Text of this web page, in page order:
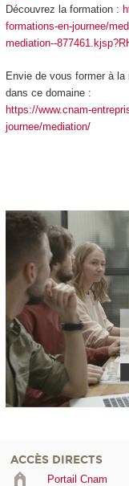
Découvrez la formation :
formations-en-journee/
mediation--
Envie de vous former à
dans ce domaine :
https://www.cnam-
journee/mediation/
ACCÈS DIRECTS
Portail Cnam